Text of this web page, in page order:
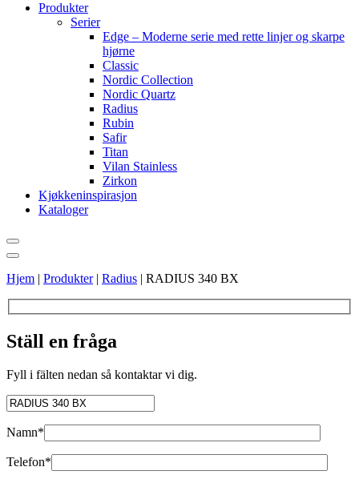
Produkter
Serier
Edge – Moderne serie med rette linjer og skarpe
hjørne
Classic
Nordic Collection
Nordic Quartz
Radius
Rubin
Safir
Titan
Vilan Stainless
Zirkon
Kjøkkeninspirasjon
Kataloger
Hjem | Produkter| Radius | RADIUS 340 BX
Ställ en fråga
Fyll i fälten nedan så kontaktar vi dig.
Namn*
Telefon*